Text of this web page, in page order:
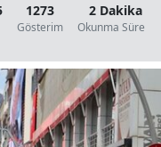
1273
Gösterim
2 Dakika
Okunma Süresi